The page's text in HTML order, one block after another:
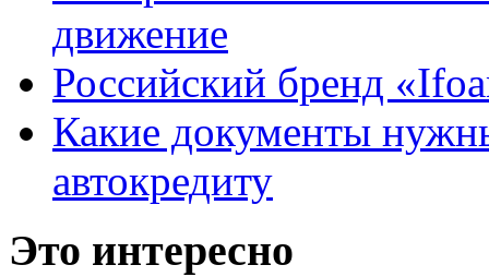
движение
Российский бренд
Какие документы
автокредиту
Это интересно